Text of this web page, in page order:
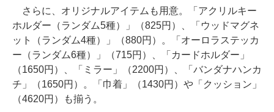
さらに、オリジナルアイテムも用意。「アクリルキー
ホルダー（ランダム5種）」（825円）、「ウッドマグネ
ット（ランダム4種）」（880円）。「オーロラステッカ
ー（ランダム6種）」（715円）、「カードホルダー」
（1650円）、「ミラー」（2200円）、「バンダナハンカ
チ」（1650円）。「巾着」（1430円）や「クッション」
（4620円）も揃う。